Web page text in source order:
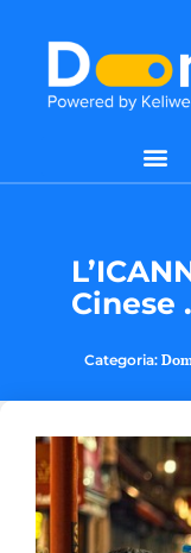
Cinese
Categoria: